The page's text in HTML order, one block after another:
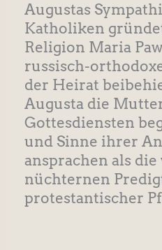
Augustas
Katholiken
Religion Maria
russisch-
der Heirat
Augusta die
Gottesdiensten
und Sinne ihrer
ansprachen als
nüchternen
protestantischer